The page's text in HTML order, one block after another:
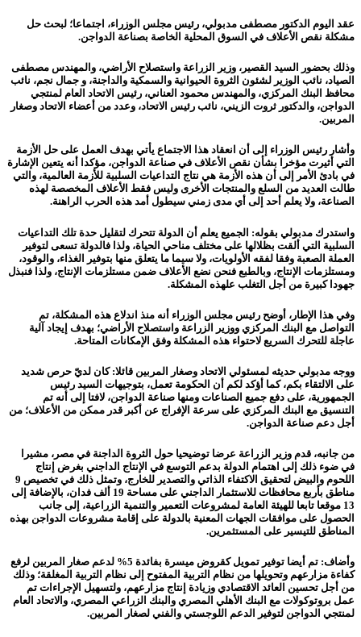
عقد اليوم الدكتور مصطفى مدبولي، رئيس مجلس الوزراء، اجتماعا؛ لبحث حل
مشكلة نقص الأعلاف في السوق المحلية الخاصة بصناعة الدواجن.
وذلك بحضور السيد القصير، وزير الزراعة واستصلاح الأراضي، والمهندس مصطفى
الصياد، نائب الوزير لشئون الثروة الحيوانية والسمكية والداجنة، و جمال نجم، نائب
محافظ البنك المركزي، والمهندس محمود العناني، رئيس الاتحاد العام لمنتجي
الدواجن، والدكتور ثروت الزيني، نائب رئيس الاتحاد، وعدد من أعضاء الاتحاد وصغار
المربين.
وأشار رئيس الوزراء إلى أن انعقاد هذا الاجتماع يأتي بهدف العمل على حل الأزمة
التي أثيرت مؤخرا بشأن نقص الأعلاف في صناعة الدواجن، مؤكدا أنه يتعين الإشارة
في بادئ الأمر إلى أن هذه الأزمة هي نتاج التداعيات السلبية للأزمة العالمية، والتي
طالت العديد من السلع والمنتجات الأخرى وليس فقط الأعلاف المخصصة لهذه
الصناعة، ولا يعلم أحد إلى أي مدى زمني سيطول أمد هذه الحرب الراهنة.
واستدرك مدبولي بقوله: الجميع يعلم أن الدولة تتحرك لتقليل حدة تلك التداعيات
السلبية التي ألقت بظلالها على مختلف مناحي الحياة، ولذا فالدولة تسعى لتوفير
العملة الصعبة وفقا لفقه الأولويات، ولا سيما ما يتعلق منها بتوفير الغذاء، والوقود،
ومستلزمات الإنتاج، وبالطبع فنحن نضع الأعلاف ضمن مستلزمات الإنتاج، ولذا فنبذل
جهودا كبيرة من أجل التغلب علهذه المشكلة.
وفي هذا الإطار، أوضح رئيس مجلس الوزراء أنه منذ اندلاع هذه المشكلة، تم
التواصل مع البنك المركزي ووزير الزراعة واستصلاح الأراضي؛ بهدف إيجاد آلية
عاجلة للتحرك السريع لاحتواء هذه المشكلة وفق الإمكانات المتاحة.
ووجه مدبولي حديثه لمسئولي الاتحاد وصغار المربين قائلا: كان لديّ حرص شديد
على الالتقاء بكم، كما أؤكد لكم أن الحكومة تعمل، بتوجيهات السيد رئيس
الجمهورية، على دفع جميع الصناعات ومنها صناعة الدواجن، لافتا إلى أنه تم
التنسيق مع البنك المركزي على سرعة الإفراج عن أكبر قدر ممكن من الأعلاف؛ من
أجل دعم صناعة الدواجن.
من جانبه، قدم وزير الزراعة عرضا توضيحيا حول الثروة الداجنة في مصر، مشيرا
في ضوء ذلك إلى اهتمام الدولة بدعم التوسع في الإنتاج الداجني بغرض إنتاج
اللحوم والبيض لتحقيق الاكتفاء الذاتي والتصدير للخارج، وتمثل ذلك في تخصيص 9
مناطق بأربع محافظات للاستثمار الداجني على مساحة 19 ألف فدان، بالإضافة إلى
13 موقعا تابعا للهيئة العامة لمشروعات التعمير والتنمية الزراعية، إلى جانب
الحصول على موافقات الجهات المعنية بالدولة على إقامة مشروعات الدواجن بهذه
المناطق للتيسير على المستثمرين.
وأضاف: تم أيضا توفير تمويل كقروض ميسرة بفائدة 5% لدعم صغار المربين لرفع
كفاءة مزارعهم وتحويلها من نظام التربية المفتوح إلى نظام التربية المغلقة؛ وذلك
من أجل تحسين العائد الاقتصادي وزيادة إنتاج مزارعهم، ولتسهيل الإجراءات تم
عمل بروتوكولات مع البنك الأهلي المصري والبنك الزراعي المصري، والاتحاد العام
لمنتجي الدواجن لتوفير الدعم اللوجستي والفني لصغار المربين.